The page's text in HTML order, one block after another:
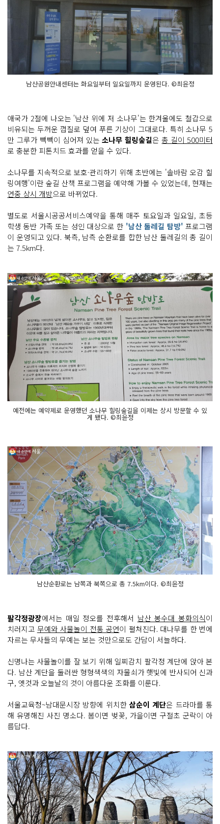
남산공원안내센터는 화요일부터 일요일까지 운영된다. ©최윤정
애국가 2절에 나오는 '남산 위에 저 소나무'는 한겨울에도 철갑으로
비유되는 두꺼운 껍질로 덮여 푸른 기상이 그대로다. 특히 소나무 5
만 그루가 빽빽이 심어져 있는소나무 힐링숲길은총 길이 500미터
로 충분한 피톤치드 효과를 얻을 수 있다.
소나무를 지속적으로 보호·관리하기 위해 초반에는 '솔바람 오감 힐
링여행'이란 숲길 산책 프로그램을 예약해 가볼 수 있었는데, 현재는
연중 상시 개방으로 바뀌었다.
별도로 서울시공공서비스예약을 통해 매주 토요일과 일요일, 초등
학생 동반 가족 또는 성인 대상으로 한 '남산 둘레길 탐방' 프로그램
이 운영되고 있다. 북측, 남측 순환로를 합한 남산 둘레길의 총 길이
는 7.5km다.
예전에는 예약제로 운영했던 소나무 힐링숲길을 이제는 상시 방문할 수 있
게 됐다. ©최윤정
남산순환로는 남쪽과 북쪽으로 총 7.5km이다. ©최윤정
팔각정광장에서는 매일 정오를 전후해서 남산 봉수대 봉화의식이
치러지고 무예와 사물놀이 전통 공연이 펼쳐진다. 대나무를 한 번에
자르는 무사들의 무예는 보는 것만으로도 간담이 서늘하다.
신명나는 사물놀이를 잘 보기 위해 일찌감치 팔각정 계단에 앉아 본
다. 남산 계단을 둘러싼 형형색색의 자물쇠가 햇빛에 반사되어 신과
구, 옛것과 오늘날의 것이 아름다운 조화를 이룬다.
서울교육청~남대문시장 방향에 위치한 삼순이 계단은 드라마를 통
해 유명해진 사진 명소다. 봄이면 벚꽃, 가을이면 구절초 군락이 아
름답다.